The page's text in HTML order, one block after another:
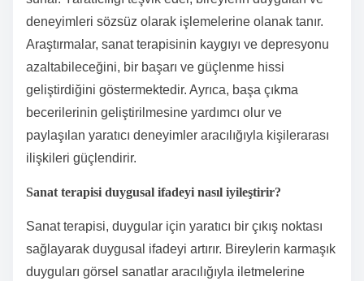
deneyimleri sözsüz olarak işlemelerine olanak tanır.
Araştırmalar, sanat terapisinin kaygıyı ve depresyonu
azaltabileceğini, bir başarı ve güçlenme hissi
geliştirdiğini göstermektedir. Ayrıca, başa çıkma
becerilerinin geliştirilmesine yardımcı olur ve
paylaşılan yaratıcı deneyimler aracılığıyla kişilerarası
ilişkileri güçlendirir.
Sanat terapisi duygusal ifadeyi nasıl iyileştirir?
Sanat terapisi, duygular için yaratıcı bir çıkış noktası
sağlayarak duygusal ifadeyi artırır. Bireylerin karmaşık
duyguları görsel sanatlar aracılığıyla iletmelerine